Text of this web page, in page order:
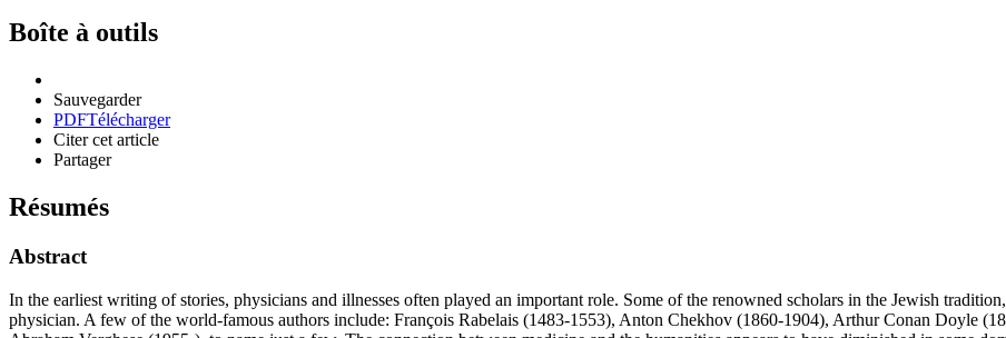
Boîte à outils
Sauvegarder
PDFTélécharger
Citer cet article
Partager
Résumés
Abstract
In the earliest writing of stories, physicians and illnesses often played an important role. Some of the renowned scholars in the Jewish
physician. A few of the world-famous authors include: François Rabelais (1483-1553), Anton Chekhov (1860-1904), Arthur Conan Doyle